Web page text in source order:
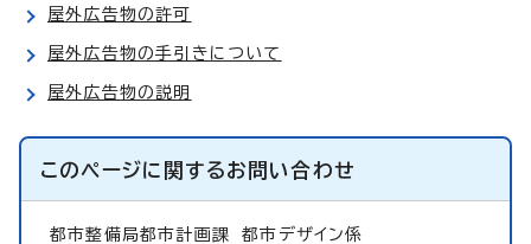
屋外広告物の許可
屋外広告物の手引きについて
屋外広告物の説明
このページに関するお問い合わせ
都市整備局都市計画課都市デザイン係